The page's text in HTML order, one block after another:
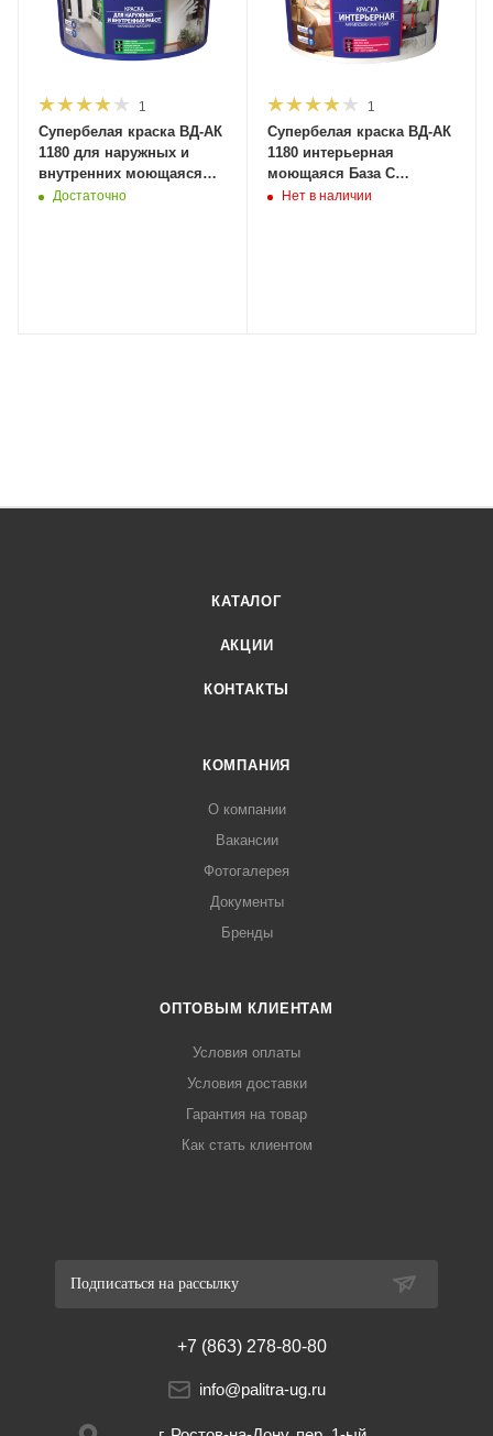
1
Супербелая краска ВД-АК
1180 для наружных и
внутренних моющаяся
7кг 2341 ВГТ (1шт)
Достаточно
1
Супербелая краска ВД-АК
1180 интерьерная
моющаяся База С
(автокол-е) 6кг (4,4л) 18332
Нет в наличии
КАТАЛОГ
АКЦИИ
КОНТАКТЫ
КОМПАНИЯ
О компании
Вакансии
Фотогалерея
Документы
Бренды
ОПТОВЫМ КЛИЕНТАМ
Условия оплаты
Условия доставки
Гарантия на товар
Как стать клиентом
Подписаться на рассылку
+7 (863) 278-80-80
info@palitra-ug.ru